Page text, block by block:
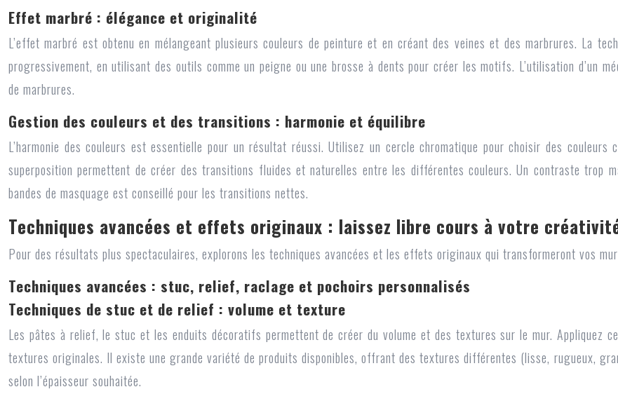
Effet marbré : élégance et originalité
L’effet marbré est obtenu en mélangeant plusieurs couleurs de peinture et en créant des veines et des marbrures. La
progressivement, en utilisant des outils comme un peigne ou une brosse à dents pour créer les motifs. L’utilisation d’un
de marbrures.
Gestion des couleurs et des transitions : harmonie et équilibre
L’harmonie des couleurs est essentielle pour un résultat réussi. Utilisez un cercle chromatique pour choisir des couleurs
superposition permettent de créer des transitions fluides et naturelles entre les différentes couleurs. Un contraste trop
bandes de masquage est conseillé pour les transitions nettes.
Techniques avancées et effets originaux : laissez libre cours à votre
Pour des résultats plus spectaculaires, explorons les techniques avancées et les effets originaux qui transformeront vos
Techniques avancées : stuc, relief, raclage et pochoirs personnalisés
Techniques de stuc et de relief : volume et texture
Les pâtes à relief, le stuc et les enduits décoratifs permettent de créer du volume et des textures sur le mur. Appliquez
textures originales. Il existe une grande variété de produits disponibles, offrant des textures différentes (lisse, rugueux,
selon l’épaisseur souhaitée.